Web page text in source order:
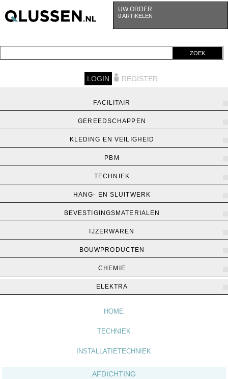
UW ORDER
0 ARTIKELEN
ZOEK
LOGIN REGISTER
FACILITAIR
GEREEDSCHAPPEN
KLEDING EN VEILIGHEID
PBM
TECHNIEK
HANG- EN SLUITWERK
BEVESTIGINGSMATERIALEN
IJZERWAREN
BOUWPRODUCTEN
CHEMIE
ELEKTRA
HOME
TECHNIEK
INSTALLATIETECHNIEK
AFDICHTING